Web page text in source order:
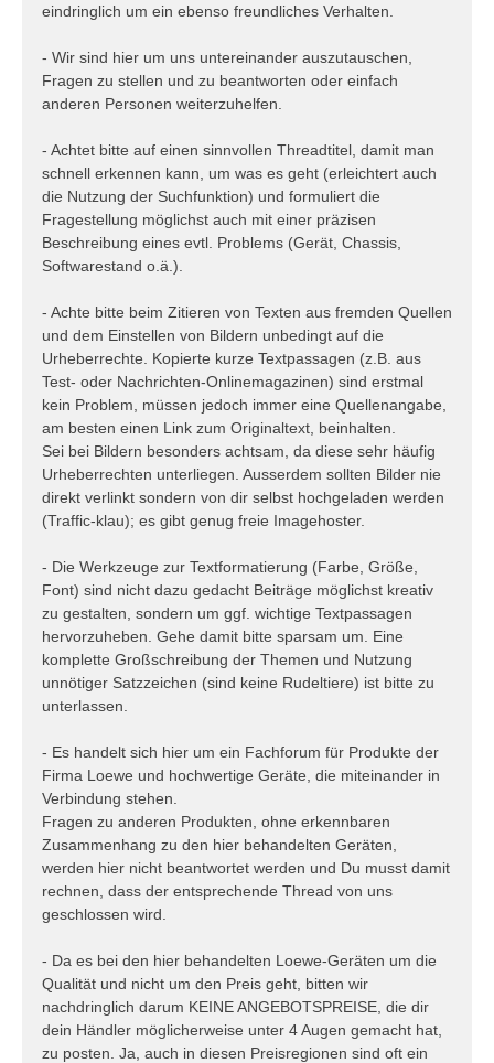
eindringlich um ein ebenso freundliches Verhalten.
- Wir sind hier um uns untereinander auszutauschen,
Fragen zu stellen und zu beantworten oder einfach
anderen Personen weiterzuhelfen.
- Achtet bitte auf einen sinnvollen Threadtitel, damit man
schnell erkennen kann, um was es geht (erleichtert auch
die Nutzung der Suchfunktion) und formuliert die
Fragestellung möglichst auch mit einer präzisen
Beschreibung eines evtl. Problems (Gerät, Chassis,
Softwarestand o.ä.).
- Achte bitte beim Zitieren von Texten aus fremden Quellen
und dem Einstellen von Bildern unbedingt auf die
Urheberrechte. Kopierte kurze Textpassagen (z.B. aus
Test- oder Nachrichten-Onlinemagazinen) sind erstmal
kein Problem, müssen jedoch immer eine Quellenangabe,
am besten einen Link zum Originaltext, beinhalten.
Sei bei Bildern besonders achtsam, da diese sehr häufig
Urheberrechten unterliegen. Ausserdem sollten Bilder nie
direkt verlinkt sondern von dir selbst hochgeladen werden
(Traffic-klau); es gibt genug freie Imagehoster.
- Die Werkzeuge zur Textformatierung (Farbe, Größe,
Font) sind nicht dazu gedacht Beiträge möglichst kreativ
zu gestalten, sondern um ggf. wichtige Textpassagen
hervorzuheben. Gehe damit bitte sparsam um. Eine
komplette Großschreibung der Themen und Nutzung
unnötiger Satzzeichen (sind keine Rudeltiere) ist bitte zu
unterlassen.
- Es handelt sich hier um ein Fachforum für Produkte der
Firma Loewe und hochwertige Geräte, die miteinander in
Verbindung stehen.
Fragen zu anderen Produkten, ohne erkennbaren
Zusammenhang zu den hier behandelten Geräten,
werden hier nicht beantwortet werden und Du musst damit
rechnen, dass der entsprechende Thread von uns
geschlossen wird.
- Da es bei den hier behandelten Loewe-Geräten um die
Qualität und nicht um den Preis geht, bitten wir
nachdringlich darum KEINE ANGEBOTSPREISE, die dir
dein Händler möglicherweise unter 4 Augen gemacht hat,
zu posten. Ja, auch in diesen Preisregionen sind oft ein